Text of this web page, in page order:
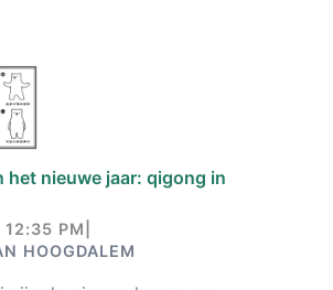
het nieuwe jaar: qigong in
PM
HOOGDALEM